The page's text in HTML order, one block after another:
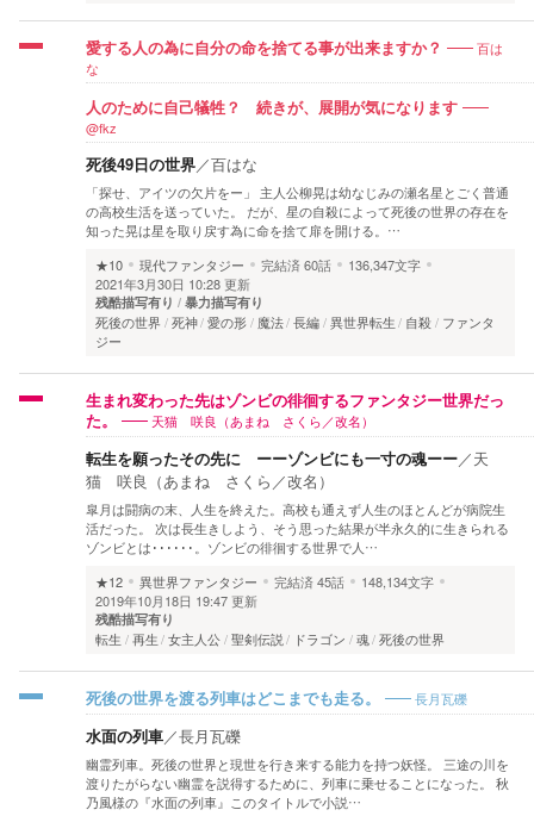
愛する人の為に自分の命を捨てる事が出来ますか？
百は
な
人のために自己犠牲？ 続きが、展開が気になります
@fkz
死後49日の世界／百はな
「探せ、アイツの欠片をー」 主人公柳晃は幼なじみの瀬名星とごく普通
の高校生活を送っていた。 だが、星の自殺によって死後の世界の存在を
知った晃は星を取り戻す為に命を捨て扉を開ける。…
★10
現代ファンタジー 完結済60話
136,347文字
2021年3月30日 10:28 更新
残酷描写有り 暴力描写有り
死後の世界 死神 愛の形 魔法 長編 異世界転生 自殺
ファンタ
ジー
生まれ変わった先はゾンビの徘徊するファンタジー世界だっ
た。
天猫 咲良（あまね さくら／改名）
転生を願ったその先に ーーゾンビにも一寸の魂ーー／天
猫 咲良（あまね さくら／改名）
皐月は闘病の末、人生を終えた。高校も通えず人生のほとんどが病院生
活だった。 次は長生きしよう、そう思った結果が半永久的に生きられる
ゾンビとは･･････。ゾンビの徘徊する世界で人…
★12
異世界ファンタジー 完結済45話
148,134文字
2019年10月18日 19:47 更新
残酷描写有り
転生 再生 女主人公 聖剣伝説 ドラゴン 魂 死後の世界
死後の世界を渡る列車はどこまでも走る。 長月瓦礫
水面の列車／長月瓦礫
幽霊列車。死後の世界と現世を行き来する能力を持つ妖怪。 三途の川を
渡りたがらない幽霊を説得するために、列車に乗せることになった。 秋
乃風様の『水面の列車』このタイトルで小説…